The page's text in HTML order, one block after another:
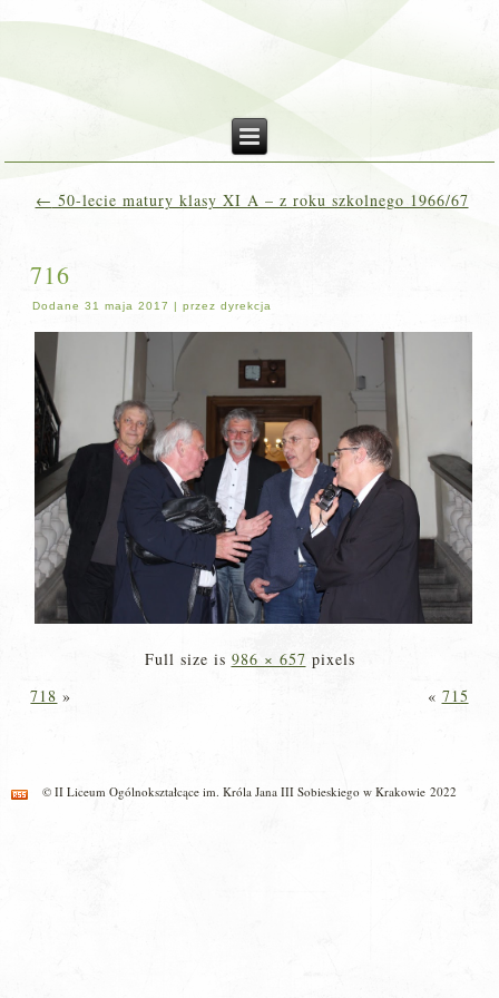
← 50-lecie matury klasy XI A – z roku szkolnego 1966/67
716
Dodane 31 maja 2017 |przez dyrekcja
Full size is 986 × 657 pixels
718 » « 715
© II Liceum Ogólnokształcące im. Króla Jana III Sobieskiego w Krakowie 2022